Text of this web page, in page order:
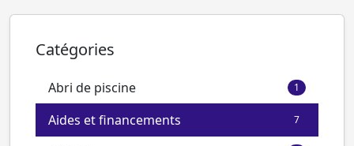
Catégories
Abri de piscine 1
Aides et financements 7